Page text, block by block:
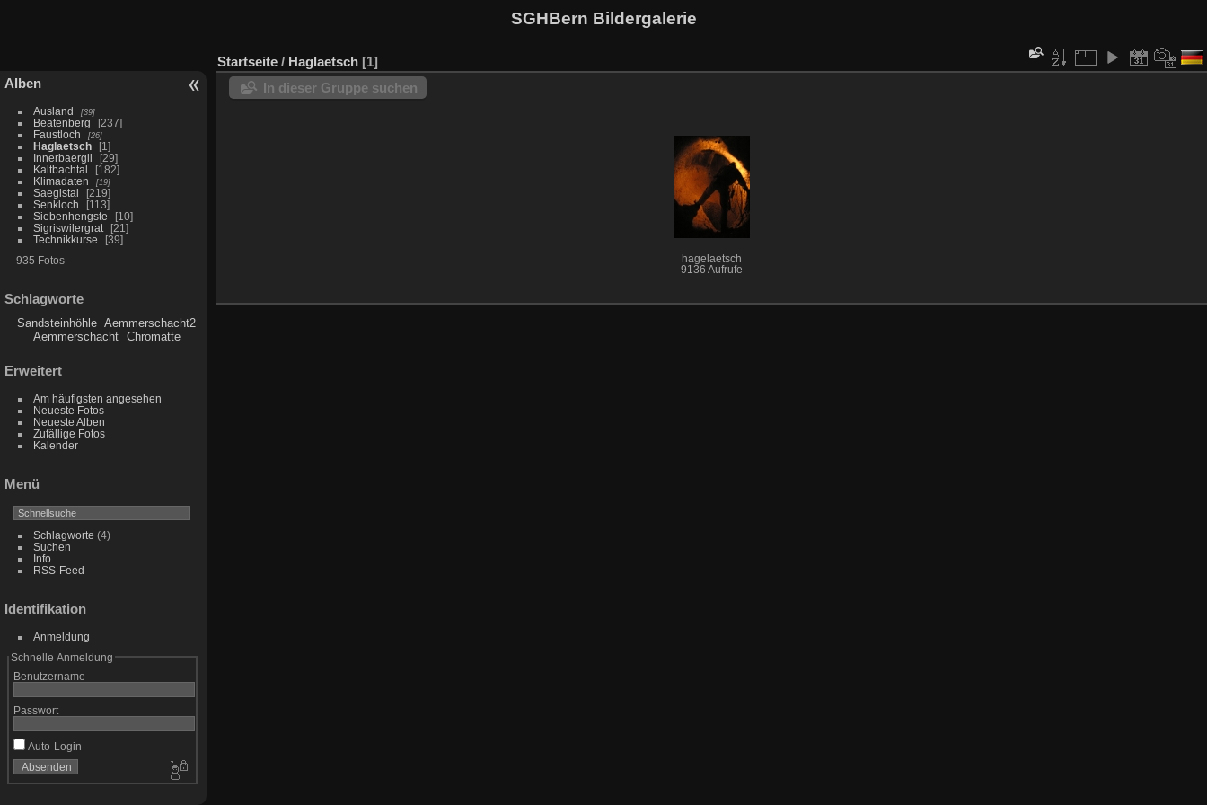
SGHBern Bildergalerie
Alben
Ausland 39
Beatenberg
237
Faustloch
26
Haglaetsch
1
Innerbaergli
29
Kaltbachtal
182
Klimadaten
19
Saegistal
219
Senkloch
113
Siebenhengste
10
Sigriswilergrat
21
Technikkurse
39
935 Fotos
Schlagworte
Sandsteinhöhle Aemmerschacht2
Aemmerschacht
Chromatte
Erweitert
Am häufigsten angesehen
Neueste Fotos
Neueste Alben
Zufällige Fotos
Kalender
Menü
Schlagworte (4)
Suchen
Info
RSS-Feed
Identifikation
Anmeldung
Schnelle Anmeldung
Benutzername
Passwort
Auto-Login
Startseite / Haglaetsch 1
In dieser Gruppe suchen
hagelaetsch
9136 Aufrufe